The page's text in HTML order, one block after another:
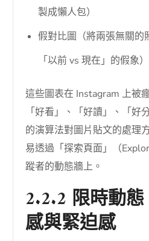
製成懶人包）
假對比圖（將兩張無關的
「以前 vs 現在」的假象）
這些圖表在 Instagram 上被
「好看」、「好讀」、「好
的演算法對圖片貼文的處理
易透過「探索頁面」（
蹤者的動態牆上。
2.2.2 限時動
感與緊迫感